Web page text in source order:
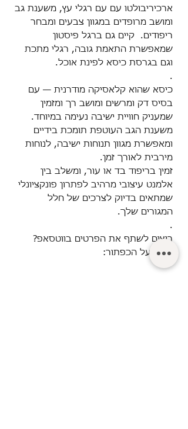
ארכיריבולטו עם עם רגלי עץ, משענת גב
ומושב מרופדים במגוון צבעים ומבחר
ריפודים.
קיים גם ברגל פיסטון
שמאפשרת התאמת גובה, רגלי מתכת
וגם בגרסת כיסא לפינת אוכל.
.
כיסא שהוא קלאסיקה מודרנית — עם
בסיס דק ומרשים ומושב רך ומזמין
שמעניק חוויית ישיבה נעימה במיוחד.
משענת הגב העוטפת תומכת בידיים
ומאפשרת מגוון תנוחות ישיבה, לנוחות
מירבית לאורך זמן.
זמין בריפוד בד או עור, ומשלב בין
אלמנט עיצובי מרהיב לפתרון פונקציונלי
שמתאים בדיוק לצרכים של חלל
המגורים שלך.
.
רוצים לשתף את הפרטים בווטסאפ?
לחצו על הכפתור: